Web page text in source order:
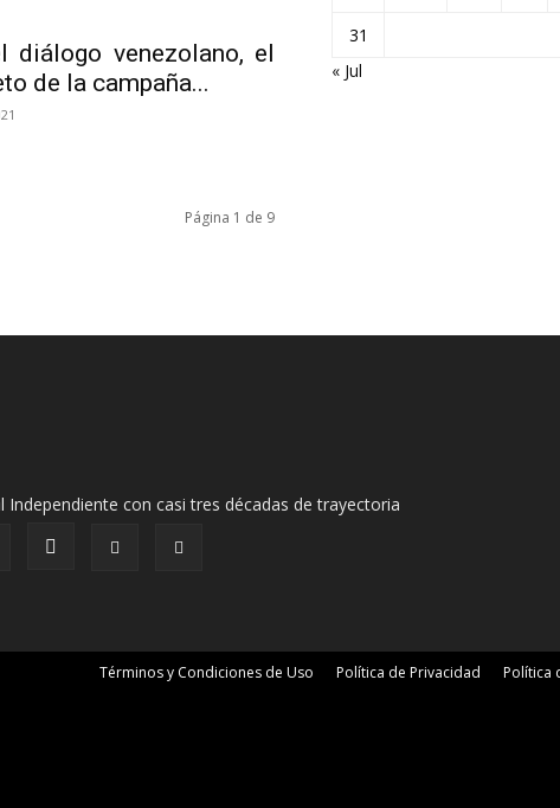
diálogo venezolano, el
de la campaña...
Página 1 de 9
31
« Jul
con casi tres décadas de trayectoria
Términos y Condiciones de Uso Política de Privacidad Política